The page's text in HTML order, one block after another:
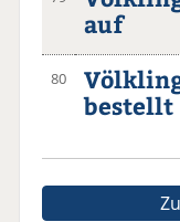
auf
80
bestellt